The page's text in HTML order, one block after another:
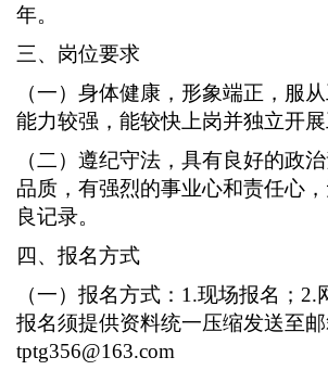
年。
三、岗位要求
（一）身体健康，形象端正，服
能力较强，能较快上岗并独立开展
（二）遵纪守法，具有良好的政
品质，有强烈的事业心和责任心
良记录。
四、报名方式
（一）报名方式： 1.现场报名；2.
报名须提供资料统一压缩发送至邮
tptg356@163.com